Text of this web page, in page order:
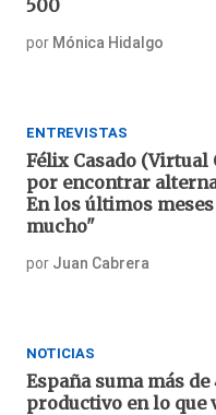
500
por Mónica Hidalgo
ENTREVISTAS
Félix Casado (Virtual
por encontrar
En los últimos
mucho"
por Juan Cabrera
NOTICIAS
España suma más
productivo en lo que